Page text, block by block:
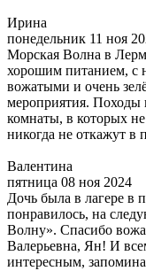
Ирина
понедельник 11 ноя
Морская Волна в
хорошим питанием, с
вожатыми и очень
мероприятия.
комнаты, в которых
никогда не откажут
Валентина
пятница 08 ноя 2024
Дочь была в лагере в
понравилось, на
Волну». Спасибо
Валерьевна, Ян! И
интересным,